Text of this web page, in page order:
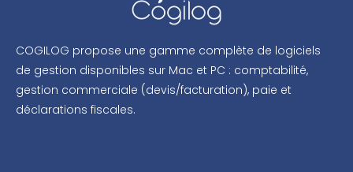
COGILOG propose une gamme complète de logiciels
de gestion disponibles sur Mac et PC : comptabilité,
gestion commerciale (devis/facturation), paie et
déclarations fiscales.